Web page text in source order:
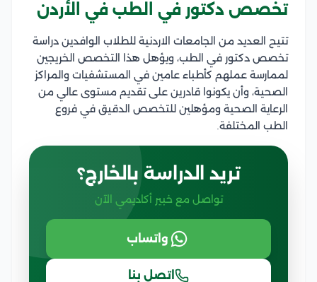
تخصص دكتور في الطب في الأردن
تتيح العديد من الجامعات الاردنية للطلاب الوافدين دراسة
تخصص دكتور في الطب، ويؤهل هذا التخصص الخريجين
لممارسة عملهم كأطباء عامين في المستشفيات والمراكز
الصحية، وأن يكونوا قادرين على تقديم مستوى عالي من
الرعاية الصحية ومؤهلين للتخصص الدقيق في فروع
الطب المختلفة.
تريد الدراسة بالخارج؟
تواصل مع خبير أكاديمي الآن
واتساب
اتصل بنا